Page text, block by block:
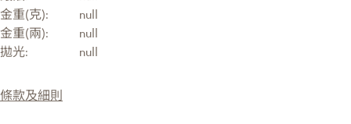
金重(克):
null
金重(兩):
null
拋光:
null
條款及細則